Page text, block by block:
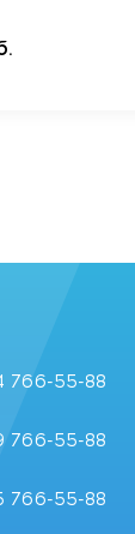
766-55-88
766-55-88
766-55-88